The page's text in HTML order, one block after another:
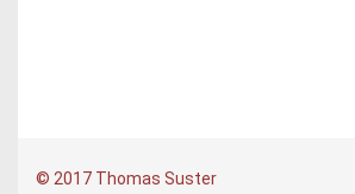
© 2017 Thomas Suster